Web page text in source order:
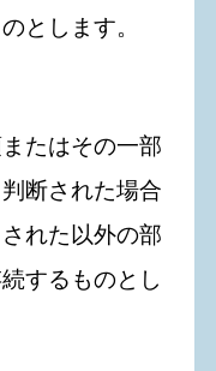
とします。
たはその一部
断された場合
れた以外の部
するものとし